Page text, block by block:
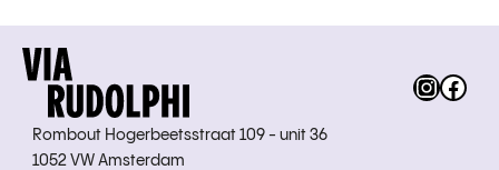
Rombout Hogerbeetsstraat 109 - unit 36
1052 VW Amsterdam